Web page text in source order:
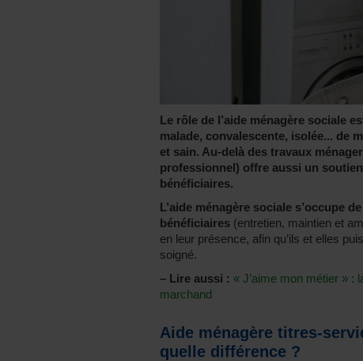
Le rôle de l’aide ménagère sociale
malade, convalescente, isolée... de
et sain. Au-delà des travaux
professionnel) offre aussi un
bénéficiaires.
L’aide ménagère sociale s’occupe
bénéficiaires (entretien, maintien et
en leur présence, afin qu’ils et elles
soigné.
– Lire aussi : « J’aime mon métier » :
marchand
Aide ménagère titres-
quelle différence ?